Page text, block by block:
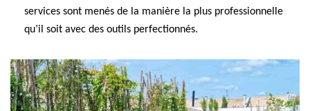
services sont menés de la manière la plus professionnelle
qu’il soit avec des outils perfectionnés.